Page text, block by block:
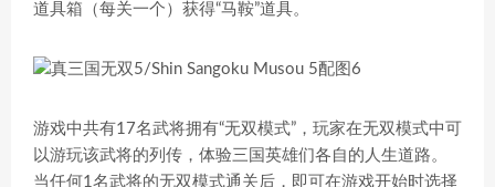
道具箱（每关一个）获得“马鞍”道具。
游戏中共有17名武将拥有“无双模式”，玩家在无双模式中可
以游玩该武将的列传，体验三国英雄们各自的人生道路。
当任何1名武将的无双模式通关后，即可在游戏开始时选择